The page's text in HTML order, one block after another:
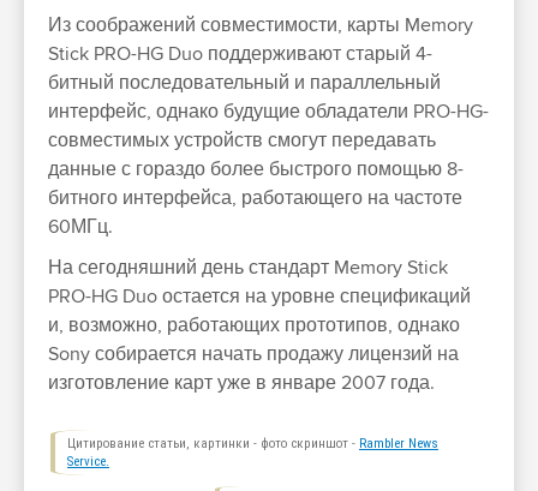
Из соображений совместимости, карты Memory
Stick PRO-HG Duo поддерживают старый 4-
битный последовательный и параллельный
интерфейс, однако будущие обладатели PRO-HG-
совместимых устройств смогут передавать
данные с гораздо более быстрого помощью 8-
битного интерфейса, работающего на частоте
60МГц.
На сегодняшний день стандарт Memory Stick
PRO-HG Duo остается на уровне спецификаций
и, возможно, работающих прототипов, однако
Sony собирается начать продажу лицензий на
изготовление карт уже в январе 2007 года.
Цитирование статьи, картинки - фото скриншот - Rambler News
Service.